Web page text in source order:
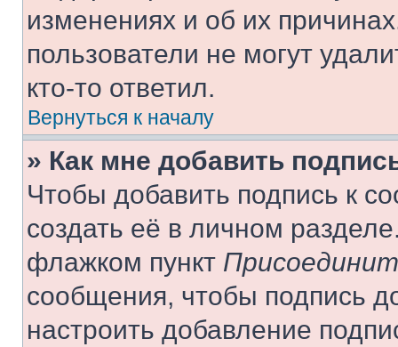
изменениях и об их
пользователи не могут
кто-то ответил.
Вернуться к началу
» Как мне добавить
Чтобы добавить подпись к
создать её в личном
флажком пункт
сообщения, чтобы подпись
настроить добавление